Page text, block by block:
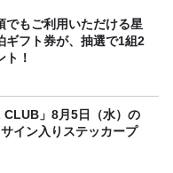
でもご利用いただける星
ギフト券が、抽選で1組2
ト！
CLUB」8月5日（水）の
イン入りステッカープ